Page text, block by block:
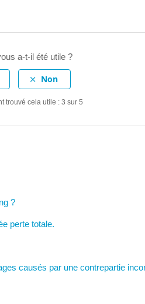
a-t-il été utile ?
trouvé cela utile : 3 sur 5
?
perte totale.
causés par une contrepartie